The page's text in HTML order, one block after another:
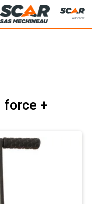
Adhérent
force +